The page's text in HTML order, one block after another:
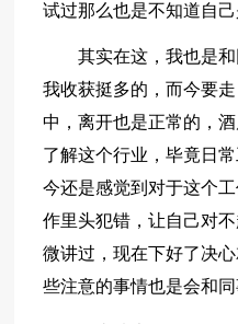
试过那么也是不知道自己
其实在这，我也是
我收获挺多的，而今要
中，离开也是正常的，
了解这个行业，毕竟日
今还是感觉到对于这个
作里头犯错，让自己对
微讲过，现在下好了决
些注意的事情也是会和同